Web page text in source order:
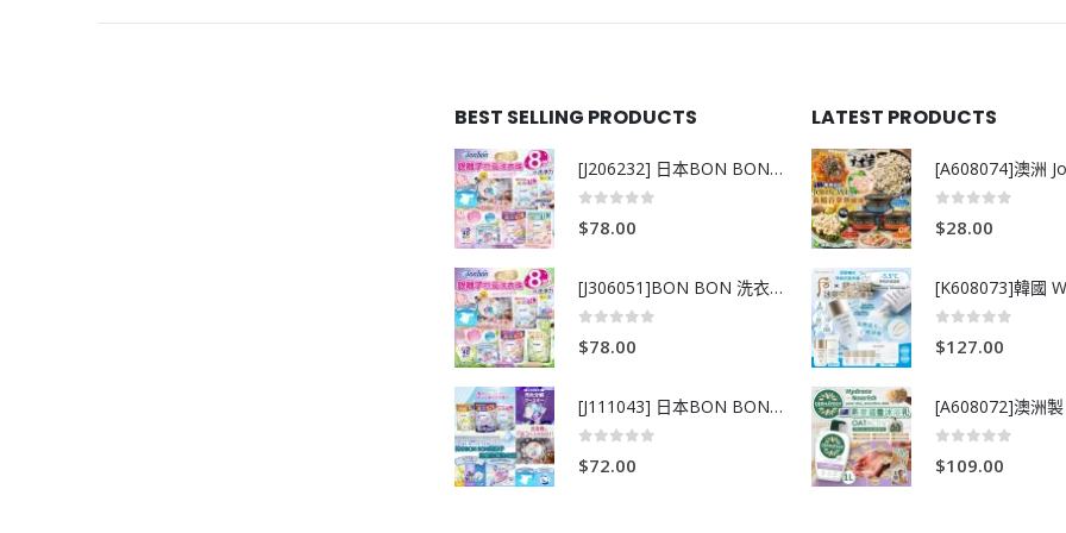
BEST SELLING PRODUCTS
[J206232] 日本BON BON銀離子抗菌啫喱洗衣珠 (80粒)
$78.00
[J306051]BON BON 洗衣珠-牧場+爽+玫瑰葡萄-80粒
$78.00
[J111043] 日本BON BON銀離子抗菌啫喱洗衣珠 (80粒)
$72.00
LATEST PRODUCTS
$28.00
$127.00
$109.00